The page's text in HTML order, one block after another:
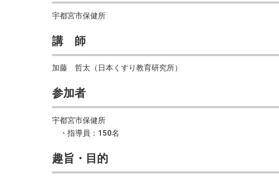
宇都宮市保健所
講 師
加藤 哲太（日本くすり教育研究所）
参加者
宇都宮市保健所
・指導員：150名
趣旨・目的